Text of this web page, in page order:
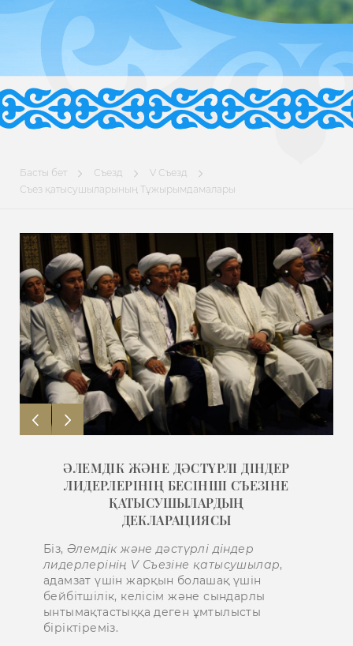
Басты бет Съезд
V Съезд
Съез қатысушыларының Тұжырымдамалары
ӘЛЕМДІК ЖӘНЕ ДӘСТҮРЛІ ДІНДЕР
ЛИДЕРЛЕРІНІҢ БЕСІНШІ СЪЕЗІНЕ
ҚАТЫСУШЫЛАРДЫҢ
ДЕКЛАРАЦИЯСЫ
Біз, Әлемдік және дәстүрлі діндер
лидерлерінің V Съезіне қатысушылар,
адамзат үшін жарқын болашақ үшін
бейбітшілік, келісім және сындарлы
ынтымақтастыққа деген ұмтылысты
біріктіреміз.